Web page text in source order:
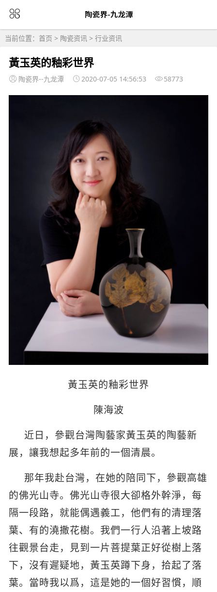
当前位置： 首页 > 陶瓷资讯 > 行业资讯
黃玉英的釉彩世界
陶瓷界--九龙潭 2020-07-05 14:56:53 58773
黃玉英的釉彩世界
陳海波
近日，參觀台灣陶藝家黃玉英的陶藝新
展，讓我想起多年前的一個清晨。
那年我赴台灣，在她的陪同下，參觀高雄
的佛光山寺。佛光山寺很大卻格外幹淨，每
隔一段路，就能偶遇義工，他們有的清理落
葉、有的澆撒花樹。我們一行人沿著上坡路
往觀景台走，見到一片菩提葉正好從樹上落
下，沒有遲疑地，黃玉英蹲下身，拾起了落
葉。當時我以爲，這是她的一個好習慣，順